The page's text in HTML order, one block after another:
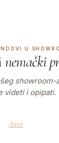
U
nemački
showroom-
videti i opipati.
Axor